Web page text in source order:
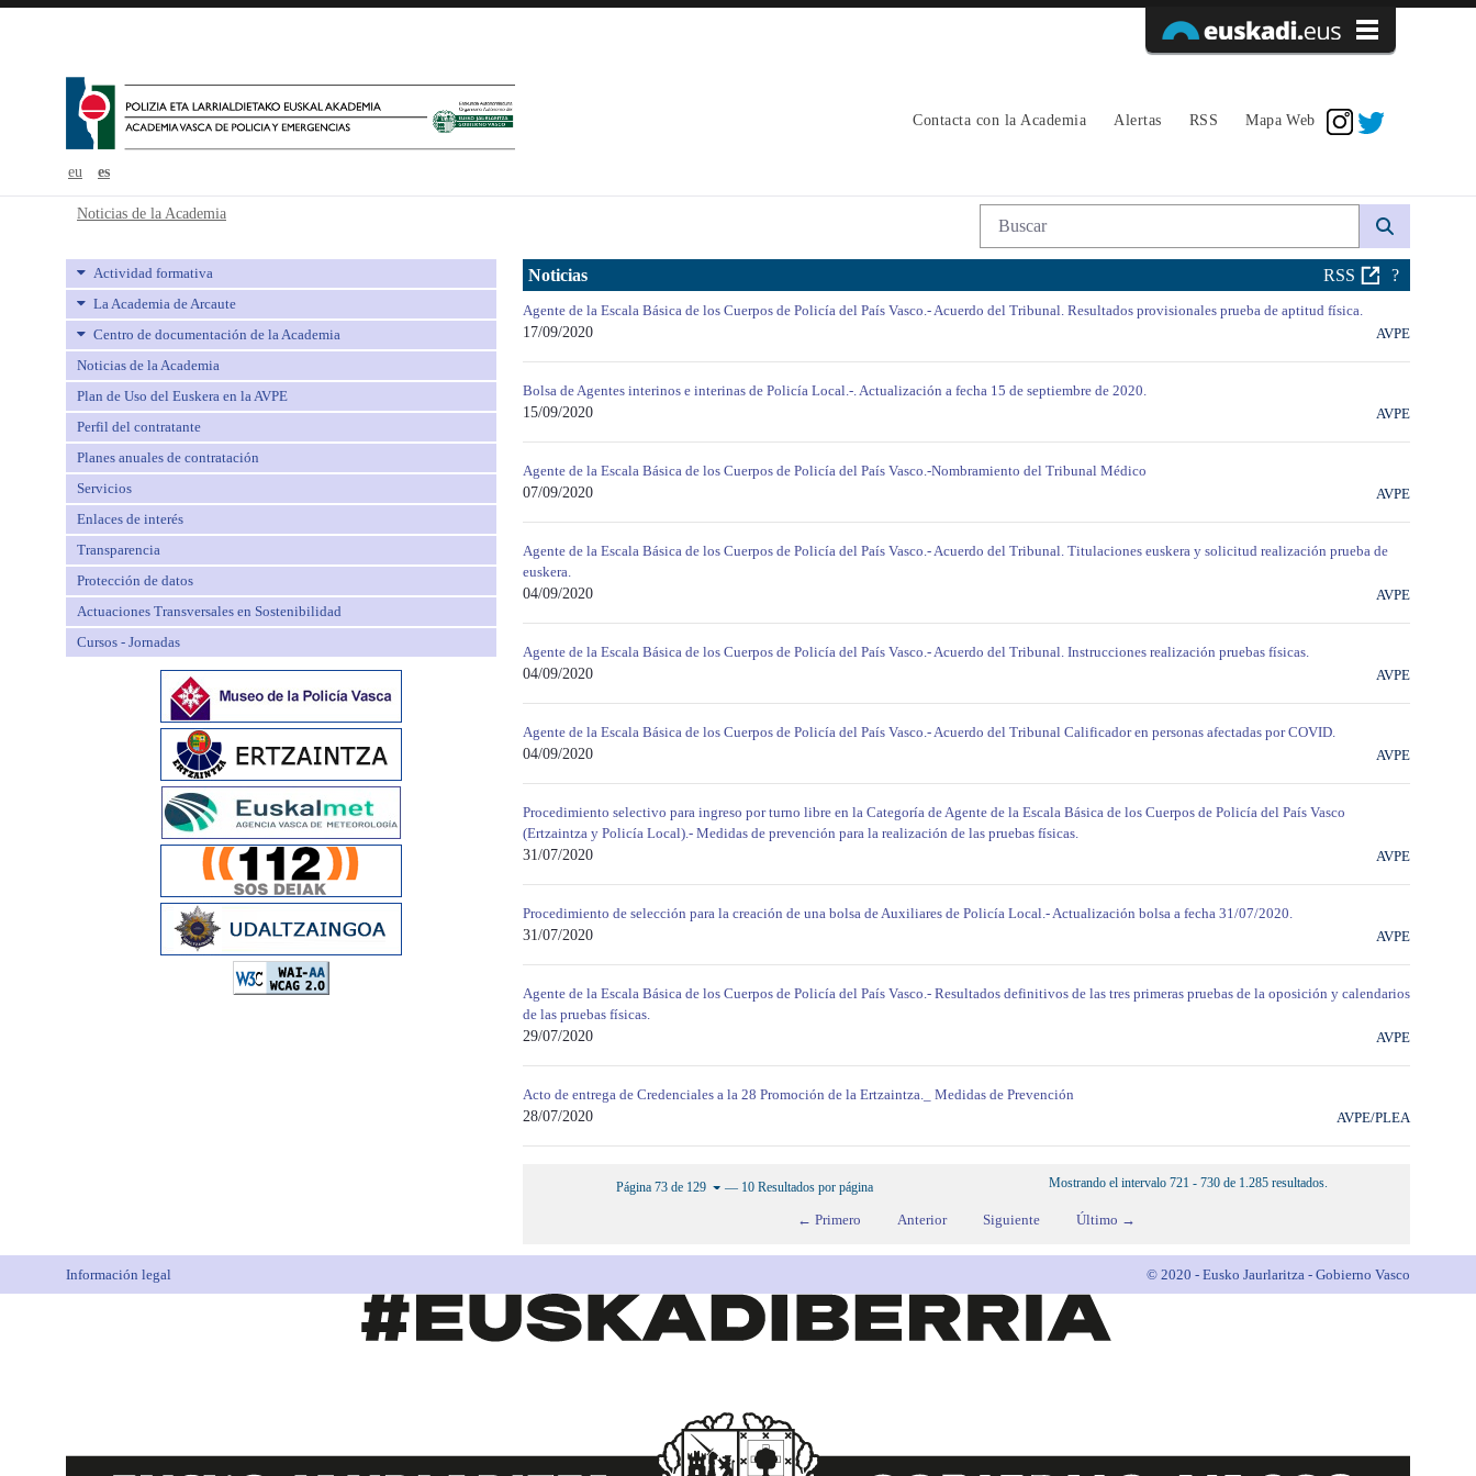
eu es
Contacta con la Academia Alertas RSS Mapa Web
Noticias de la Academia - avpe
Noticias de la Academia Búsqueda web
Actividad formativa
La Academia de Arcaute
Centro de documentación de la Academia
Noticias de la Academia
Plan de Uso del Euskera en la AVPE
Perfil del contratante
Planes anuales de contratación
Servicios
Enlaces de interés
Transparencia
Protección de datos
Actuaciones Transversales en Sostenibilidad
Cursos - Jornadas
Noticias RSS ?
Agente de la Escala Básica de los Cuerpos de Policía del País Vasco.- Acuerdo del Tribunal. Resultados provisionales prueba de aptitud física.
17/09/2020
AVPE
Bolsa de Agentes interinos e interinas de Policía Local.-. Actualización a fecha 15 de septiembre de 2020.
15/09/2020
AVPE
Agente de la Escala Básica de los Cuerpos de Policía del País Vasco.-Nombramiento del Tribunal Médico
07/09/2020
AVPE
Agente de la Escala Básica de los Cuerpos de Policía del País Vasco.- Acuerdo del Tribunal. Titulaciones euskera y solicitud realización prueba de
euskera.
04/09/2020
AVPE
Agente de la Escala Básica de los Cuerpos de Policía del País Vasco.- Acuerdo del Tribunal. Instrucciones realización pruebas físicas.
04/09/2020
AVPE
Agente de la Escala Básica de los Cuerpos de Policía del País Vasco.- Acuerdo del Tribunal Calificador en personas afectadas por COVID.
04/09/2020
AVPE
Procedimiento selectivo para ingreso por turno libre en la Categoría de Agente de la Escala Básica de los Cuerpos de Policía del País Vasco
(Ertzaintza y Policía Local).- Medidas de prevención para la realización de las pruebas físicas.
31/07/2020
AVPE
Procedimiento de selección para la creación de una bolsa de Auxiliares de Policía Local.- Actualización bolsa a fecha 31/07/2020.
31/07/2020
AVPE
Agente de la Escala Básica de los Cuerpos de Policía del País Vasco.- Resultados definitivos de las tres primeras pruebas de la oposición y calendarios
de las pruebas físicas.
29/07/2020
AVPE
Acto de entrega de Credenciales a la 28 Promoción de la Ertzaintza._ Medidas de Prevención
28/07/2020
AVPE/PLEA
Página 73 de 129 — 10 Resultados por página Mostrando el intervalo 721 - 730 de 1.285 resultados.
← Primero Anterior Siguiente Último →
Información legal © 2020 - Eusko Jaurlaritza - Gobierno Vasco